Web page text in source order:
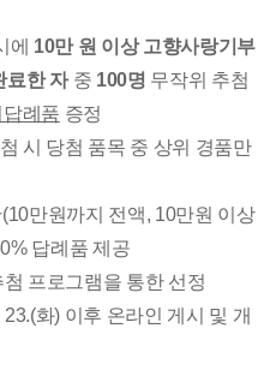
에 10만 원 이상 고향사랑기부
료한 자중 100명 무작위 추첨
례품 증정
시 당첨 품목 중 상위 경품만
만원까지 전액, 10만원 이상
답례품 제공
프로그램을 통한 선정
화) 이후 온라인 게시 및 개